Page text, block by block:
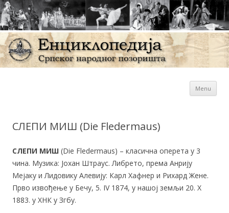
Енциклопедија СрпскогMenu
СЛЕПИ МИШ (Die Fledermaus)
СЛЕПИ МИШ (Die Fledermaus) – класична оперета у 3
чина. Музика: Јохан Штраус. Либрето, према Анрију
Мејаку и Лидовику Алевију: Карл Хафнер и Рихард Жене.
Прво извођење у Бечу, 5. IV 1874, у нашој земљи 20. X
1883. у ХНК у Згбу.